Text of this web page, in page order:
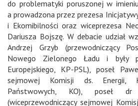
do problematyki poruszonej w
a prowadzona przez prezesa
i Ekomibilności oraz wiceprezesa
Dariusza Bojszę. W debacie udział
Andrzej Grzyb (przewodniczący
Nowego Zielonego Ładu i były
Europejskiego, KP-PSL), poseł
sejmowej Komisji ds. Energii,
Państwowych, KO), poseł dr
(wiceprzewodniczący sejmowej